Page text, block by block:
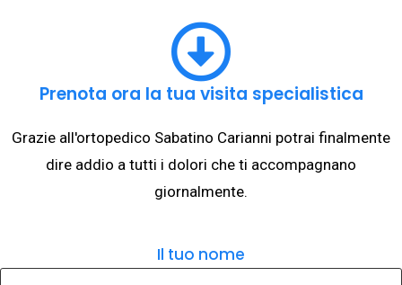
Prenota ora la tua visita specialistica
Grazie all'ortopedico Sabatino Carianni potrai finalmente
dire addio a tutti i dolori che ti accompagnano
giornalmente.
Il tuo nome